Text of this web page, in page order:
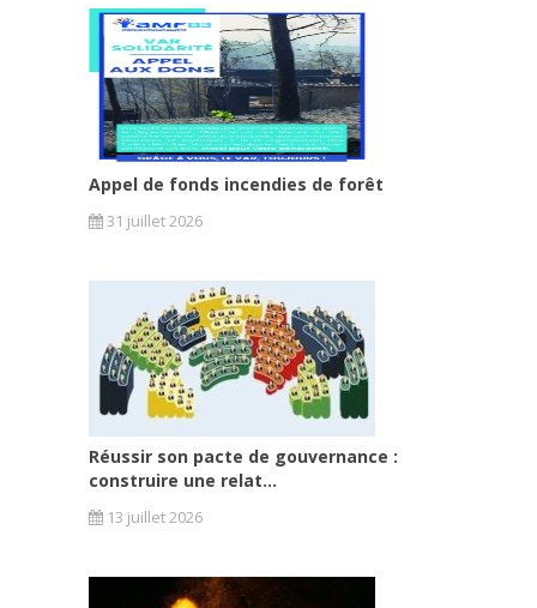
Appel de fonds incendies de forêt
31 juillet 2026
Réussir son pacte de gouvernance :
construire une relat...
13 juillet 2026